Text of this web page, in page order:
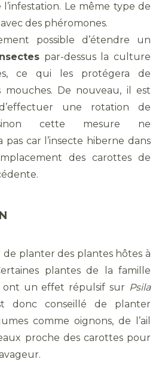
Le même type de
des phéromones.
possible d’étendre un
par-dessus la culture
ce qui les protégera de
mouches. De nouveau, il est
une rotation de
cette mesure ne
pas car l’insecte hiberne dans
des carottes de
de planter des plantes hôtes à
plantes de la famille
ont un effet répulsif sur Psila
donc conseillé de planter
comme oignons, de l’ail
proche des carottes pour